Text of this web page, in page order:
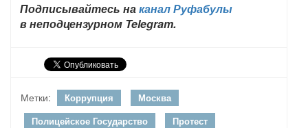
Подписывайтесь наканал Руфабулы
в неподцензурном Telegram.
Метки: Коррупция
Москва
Полицейское Государство
Протест